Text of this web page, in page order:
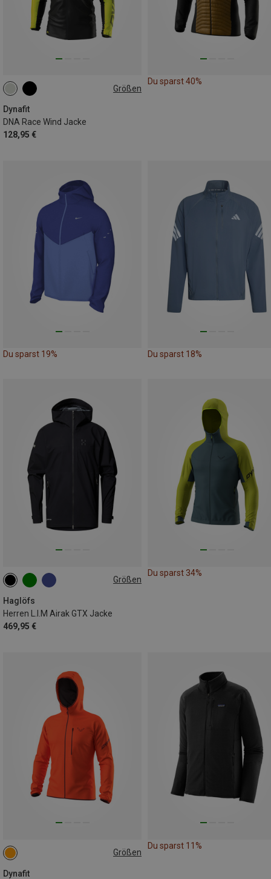
Größen
Dynafit
DNA Race Wind Jacke
128,95 €
XS S
Du sparst 40%
Du sparst 19% Du sparst 18%
Größen
Haglöfs
Herren L.I.M Airak GTX Jacke
469,95 €
S M L
Du sparst 34%
Größen
Dynafit
S
Du sparst 11%